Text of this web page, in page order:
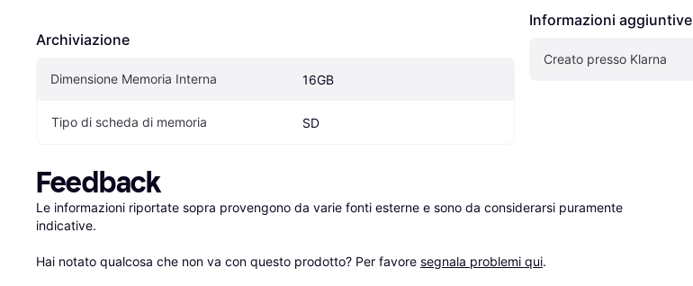
Archiviazione
Dimensione Memoria Interna 16GB
Tipo di scheda di memoria SD
Informazioni aggiuntive
Creato presso Klarna
Feedback
Le informazioni riportate sopra provengono da varie fonti esterne e sono da considerarsi puramente
indicative.
Hai notato qualcosa che non va con questo prodotto? Per favore segnala problemi qui.